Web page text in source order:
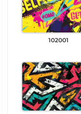
102001